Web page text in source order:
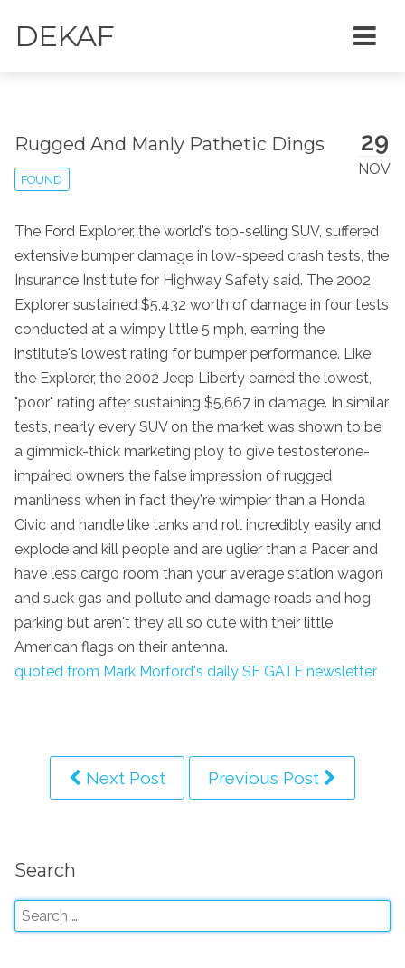
DEKAF
29
NOV
Rugged And Manly Pathetic Dings
FOUND
The Ford Explorer, the world's top-selling SUV, suffered
extensive bumper damage in low-speed crash tests, the
Insurance Institute for Highway Safety said. The 2002
Explorer sustained $5,432 worth of damage in four tests
conducted at a wimpy little 5 mph, earning the
institute's lowest rating for bumper performance. Like
the Explorer, the 2002 Jeep Liberty earned the lowest,
"poor" rating after sustaining $5,667 in damage. In similar
tests, nearly every SUV on the market was shown to be
a gimmick-thick marketing ploy to give testosterone-
impaired owners the false impression of rugged
manliness when in fact they're wimpier than a Honda
Civic and handle like tanks and roll incredibly easily and
explode and kill people and are uglier than a Pacer and
have less cargo room than your average station wagon
and suck gas and pollute and damage roads and hog
parking but aren't they all so cute with their little
American flags on their antenna.
quoted from Mark Morford's daily SF GATE newsletter
Next Post Previous Post
Search